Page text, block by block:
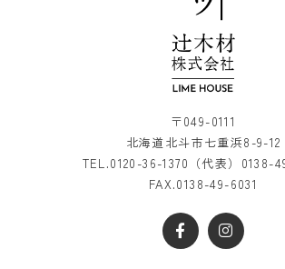
〒049-0111
北海道北斗市七重浜8-9-12
TEL.0120-36-1370 （代表） 0138-
FAX.0138-49-6031